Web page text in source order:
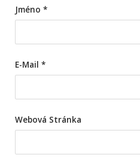
Jméno *
E-Mail *
Webová Stránka